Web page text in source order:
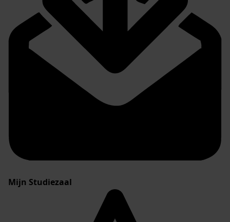
Mijn Studiezaal